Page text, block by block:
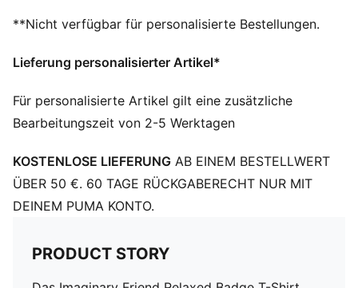
PUMA Kinder: Empfohlen für jüngere Kinder zwischen
**Nicht verfügbar für personalisierte Bestellungen.
Lieferung personalisierter Artikel*
Für personalisierte Artikel gilt eine zusätzliche
Bearbeitungszeit von 2-5 Werktagen
KOSTENLOSE LIEFERUNG AB EINEM BESTELLWERT
ÜBER 50 €. 60 TAGE RÜCKGABERECHT NUR MIT
DEINEM PUMA KONTO.
PRODUCT STORY